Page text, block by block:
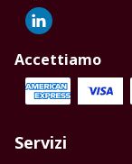
Accettiamo
Servizi